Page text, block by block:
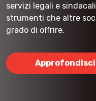
servizi legali e
strumenti che altre
grado di offrire.
Approfondisci